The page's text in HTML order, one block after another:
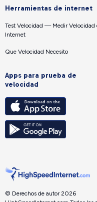
Herramientas de internet
Test Velocidad — Medir Velocidad
Internet
Que Velocidad Necesito
Apps para prueba de
velocidad
© Derechos de autor 2026